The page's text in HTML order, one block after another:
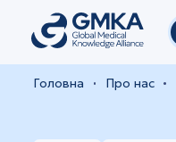
Головна Про нас